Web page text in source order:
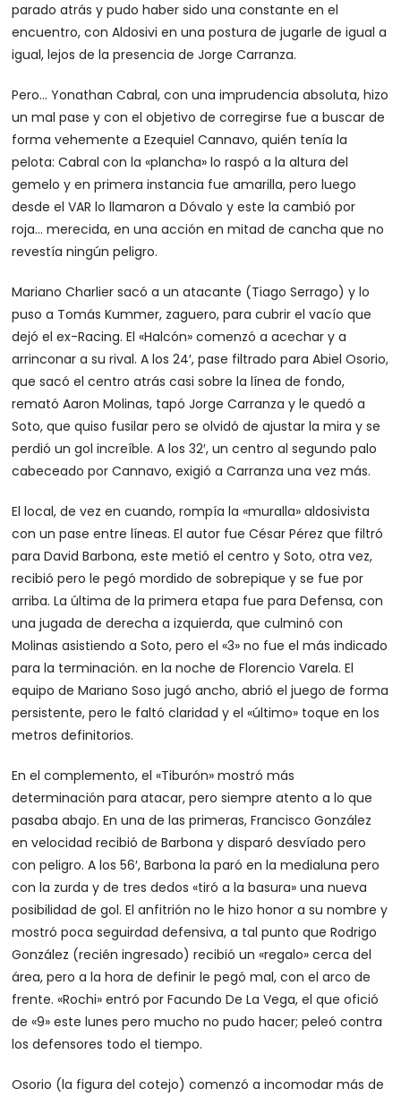
parado atrás y pudo haber sido una constante en el
encuentro, con Aldosivi en una postura de jugarle de igual a
igual, lejos de la presencia de Jorge Carranza.
Pero… Yonathan Cabral, con una imprudencia absoluta, hizo
un mal pase y con el objetivo de corregirse fue a buscar de
forma vehemente a Ezequiel Cannavo, quién tenía la
pelota: Cabral con la «plancha» lo raspó a la altura del
gemelo y en primera instancia fue amarilla, pero luego
desde el VAR lo llamaron a Dóvalo y este la cambió por
roja… merecida, en una acción en mitad de cancha que no
revestía ningún peligro.
Mariano Charlier sacó a un atacante (Tiago Serrago) y lo
puso a Tomás Kummer, zaguero, para cubrir el vacío que
dejó el ex-Racing. El «Halcón» comenzó a acechar y a
arrinconar a su rival. A los 24′, pase filtrado para Abiel Osorio,
que sacó el centro atrás casi sobre la línea de fondo,
remató Aaron Molinas, tapó Jorge Carranza y le quedó a
Soto, que quiso fusilar pero se olvidó de ajustar la mira y se
perdió un gol increíble. A los 32′, un centro al segundo palo
cabeceado por Cannavo, exigió a Carranza una vez más.
El local, de vez en cuando, rompía la «muralla» aldosivista
con un pase entre líneas. El autor fue César Pérez que filtró
para David Barbona, este metió el centro y Soto, otra vez,
recibió pero le pegó mordido de sobrepique y se fue por
arriba. La última de la primera etapa fue para Defensa, con
una jugada de derecha a izquierda, que culminó con
Molinas asistiendo a Soto, pero el «3» no fue el más indicado
para la terminación. en la noche de Florencio Varela. El
equipo de Mariano Soso jugó ancho, abrió el juego de forma
persistente, pero le faltó claridad y el «último» toque en los
metros definitorios.
En el complemento, el «Tiburón» mostró más
determinación para atacar, pero siempre atento a lo que
pasaba abajo. En una de las primeras, Francisco González
en velocidad recibió de Barbona y disparó desvíado pero
con peligro. A los 56′, Barbona la paró en la medialuna pero
con la zurda y de tres dedos «tiró a la basura» una nueva
posibilidad de gol. El anfitrión no le hizo honor a su nombre y
mostró poca seguirdad defensiva, a tal punto que Rodrigo
González (recién ingresado) recibió un «regalo» cerca del
área, pero a la hora de definir le pegó mal, con el arco de
frente. «Rochi» entró por Facundo De La Vega, el que ofició
de «9» este lunes pero mucho no pudo hacer; peleó contra
los defensores todo el tiempo.
Osorio (la figura del cotejo) comenzó a incomodar más de